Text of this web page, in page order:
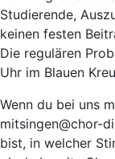
Studierende,
keinen festen
Die regulären
Uhr im Blauen
Wenn du bei uns
mitsingen@chor-
bist, in welcher